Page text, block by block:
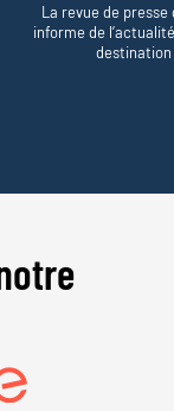
La revue de presse
informe de
destination